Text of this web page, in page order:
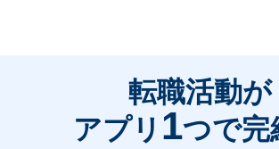
転職活動が
アプリ 1つで完